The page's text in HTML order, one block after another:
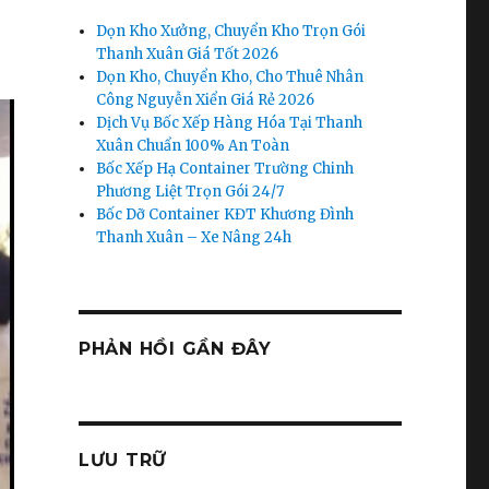
Dọn Kho Xưởng, Chuyển Kho Trọn Gói
Thanh Xuân Giá Tốt 2026
Dọn Kho, Chuyển Kho, Cho Thuê Nhân
Công Nguyễn Xiển Giá Rẻ 2026
Dịch Vụ Bốc Xếp Hàng Hóa Tại Thanh
Xuân Chuẩn 100% An Toàn
Bốc Xếp Hạ Container Trường Chinh
Phương Liệt Trọn Gói 24/7
Bốc Dỡ Container KĐT Khương Đình
Thanh Xuân – Xe Nâng 24h
PHẢN HỒI GẦN ĐÂY
LƯU TRỮ